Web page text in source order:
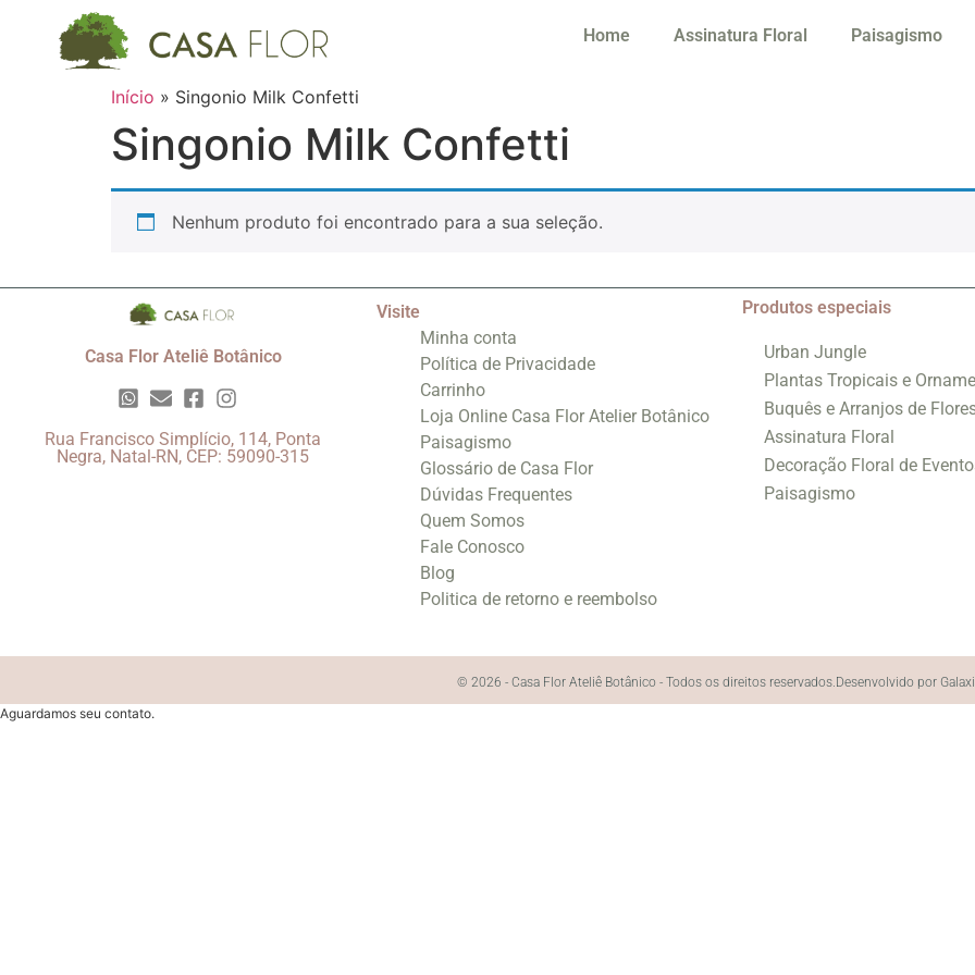
Home Assinatura Floral Paisagismo
Início » Singonio Milk Confetti
Singonio Milk Confetti
Nenhum produto foi encontrado para a sua seleção.
Casa Flor Ateliê Botânico
Rua Francisco Simplício, 114, Ponta
Negra, Natal-RN, CEP: 59090-315
Visite
Minha conta
Política de Privacidade
Carrinho
Loja Online Casa Flor Atelier Botânico
Paisagismo
Glossário de Casa Flor
Dúvidas Frequentes
Quem Somos
Fale Conosco
Blog
Politica de retorno e reembolso
Produtos especiais
Urban Jungle
Plantas Tropicais e
Buquês e Arranjos de
Assinatura Floral
Decoração Floral de
Paisagismo
© 2026 - Casa Flor Ateliê Botânico - Todos os direitos reservados.Desenvolvido por
Aguardamos seu contato.